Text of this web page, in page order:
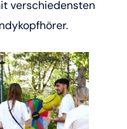
verschiedensten